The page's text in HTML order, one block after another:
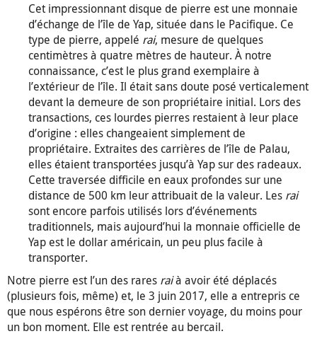
Cet impressionnant disque de pierre est une monnaie
d’échange de l’île de Yap, située dans le Pacifique. Ce
type de pierre, appelé rai, mesure de quelques
centimètres à quatre mètres de hauteur. À notre
connaissance, c’est le plus grand exemplaire à
l’extérieur de l’île. Il était sans doute posé verticalement
devant la demeure de son propriétaire initial. Lors des
transactions, ces lourdes pierres restaient à leur place
d’origine : elles changeaient simplement de
propriétaire. Extraites des carrières de l’île de Palau,
elles étaient transportées jusqu’à Yap sur des radeaux.
Cette traversée difficile en eaux profondes sur une
distance de 500 km leur attribuait de la valeur. Les rai
sont encore parfois utilisés lors d’événements
traditionnels, mais aujourd’hui la monnaie officielle de
Yap est le dollar américain, un peu plus facile à
transporter.
Notre pierre est l’un des rares raià avoir été déplacés
(plusieurs fois, même) et, le 3 juin 2017, elle a entrepris ce
que nous espérons être son dernier voyage, du moins pour
un bon moment. Elle est rentrée au bercail.